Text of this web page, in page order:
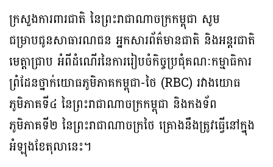
ក្រសួងការពារជាតិ នៃព្រះរាជាណាចក្រកម្ពុជា សូម
ជម្រាបជូនសាធារណជន អ្នកសារព័ត៌មានជាតិ និងអន្តរជាតិ
មេត្តាជ្រាប អំពីដំណើរនៃការរៀបចំកិច្ចប្រជុំគណៈកម្មាធិការ
ព្រំដែនថ្នាក់យោធភូមិភាគកម្ពុជា-ថៃ (RBC) រវាងយោធ
ភូមិភាគទី៤ នៃព្រះរាជាណាចក្រកម្ពុជា និងកងទ័ព
ភូមិភាគទី២ នៃព្រះរាជាណាចក្រថៃ គ្រោងនឹងត្រូវធ្វើនៅក្នុង
អំឡុងខែតុលានេះ។